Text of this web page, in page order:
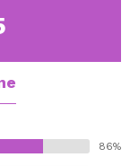
e / o oli.
86%